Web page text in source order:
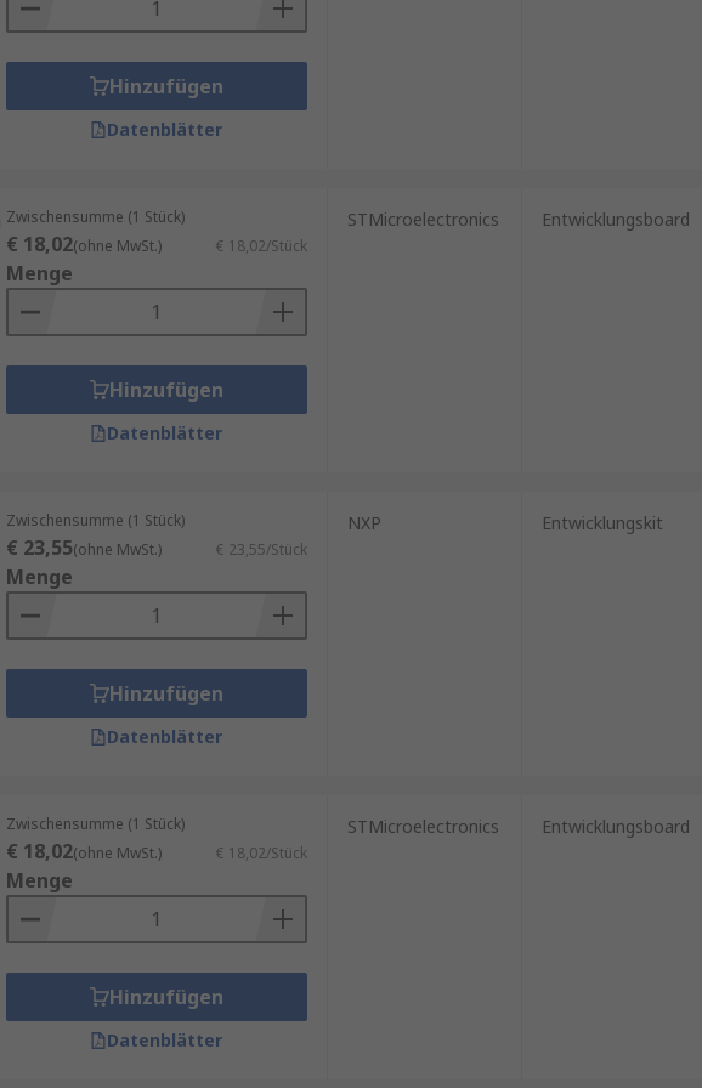
Hinzufügen
Datenblätter
Zwischensumme (1 Stück)
€ 18,02(ohne MwSt.) € 18,02/Stück
Menge
Hinzufügen
Datenblätter
STMicroelectronics Entwicklungsboard
Zwischensumme (1 Stück)
€ 23,55(ohne MwSt.) € 23,55/Stück
Menge
Hinzufügen
Datenblätter
NXP Entwicklungskit
Zwischensumme (1 Stück)
€ 18,02(ohne MwSt.) € 18,02/Stück
Menge
Hinzufügen
Datenblätter
STMicroelectronics Entwicklungsboard